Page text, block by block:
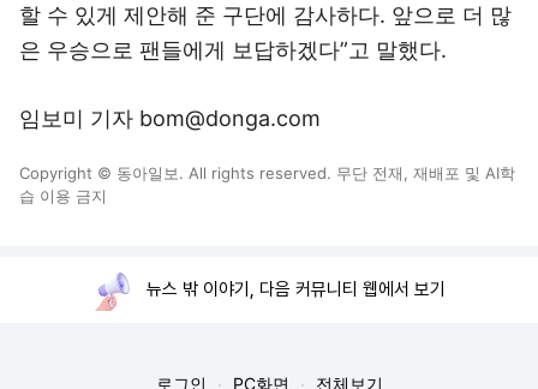
할 수 있게 제안해 준 구단에 감사하다. 앞으로 더 많
은 우승으로 팬들에게 보답하겠다”고 말했다.
임보미 기자 bom@donga.com
Copyright © 동아일보. All rights reserved. 무단 전재, 재배포 및 AI학
습 이용 금지
뉴스 밖 이야기, 다음 커뮤니티 웹에서 보기
로그인 PC화면 전체보기